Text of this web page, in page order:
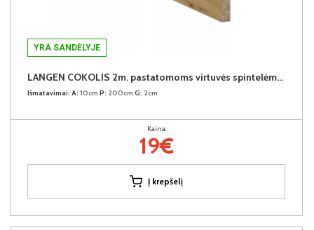
YRA SANDĖLYJE
LANGEN COKOLIS 2m. pastatomoms virtuvės spintelėms (2 metrai)
Išmatavimai: A: 10cm P: 200cm G: 2cm
Kaina:
19€
Į krepšelį